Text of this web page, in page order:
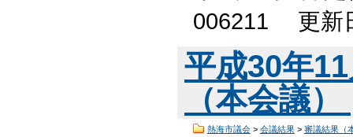
006211 更新
平成30年
（本会議）
熱海市議会> 会議結果> 審議結果（